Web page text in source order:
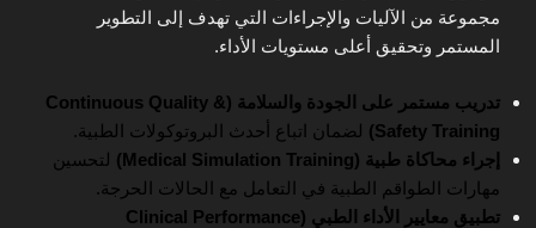
مجموعة من الآليات والإجراءات التي تهدف إلى التطوير
المستمر وتحقيق أعلى مستويات الأداء.
تدريب مستمر على الجودة والسلامة (Continuous Quality &
Safety Training)
لضمان اتباع أحدث البروتوكولات الطبية.
إجراء محاكاة طبية (Medical Simulation Training)
لتحسين
مهارات الطواقم الطبية في التعامل مع الحالات الحرجة.
تطبيق معايير الأداء الطبي (Clinical Performance